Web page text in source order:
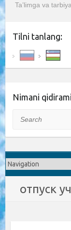
Ta’limga va
Tilni tanlang:
Nimani
отпуск